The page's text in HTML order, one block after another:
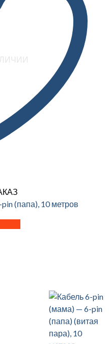
(папа), 10 метров